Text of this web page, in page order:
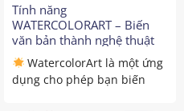
Tính năng
WATERCOLORART – Biến
văn bản thành nghệ thuật
màu nước
WatercolorArt là một ứng
dụng cho phép bạn biến